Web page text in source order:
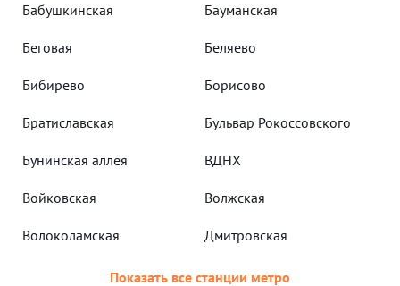
Бабушкинская Бауманская
Беговая Беляево
Бибирево Борисово
Братиславская Бульвар Рокоссовского
Бунинская аллея ВДНХ
Войковская Волжская
Волоколамская Дмитровская
Показать все станции метро